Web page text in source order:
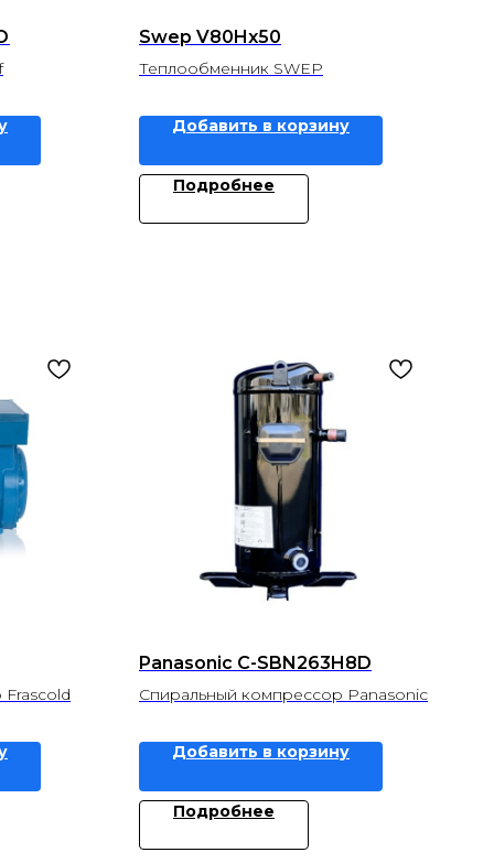
Swep V80Hx50
Теплообменник SWEP
Добавить в корзину
Подробнее
Panasonic C-SBN263H8D
Спиральный компрессор Panasonic
Добавить в корзину
Подробнее